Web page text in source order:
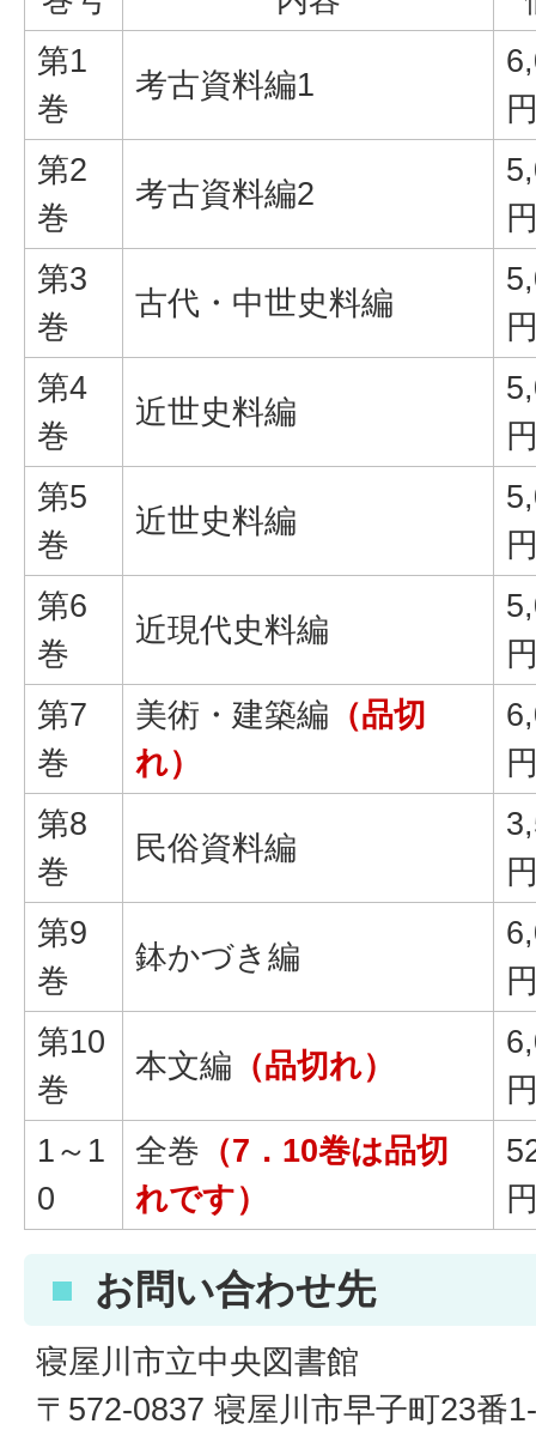
第1
巻
考古資料編1
第2
巻
考古資料編2
第3
巻
古代・中世史料編
第4
巻
近世史料編
第5
巻
近世史料編
第6
巻
近現代史料編
第7
巻
美術・建築編 （品切
れ）
第8
巻
民俗資料編
第9
巻
鉢かづき編
第10
巻
本文編 （品切れ）
1～1
0
全巻 （7．10巻は品切
れです）
お問い合わせ先
寝屋川市立中央図書館
〒572-0837 寝屋川市早子町23番